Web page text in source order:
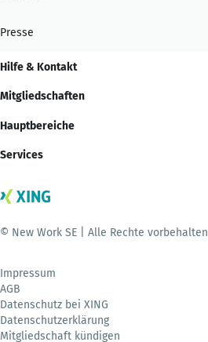
Presse
Hilfe & Kontakt
Mitgliedschaften
Hauptbereiche
Services
© New Work SE | Alle Rechte vorbehalten
Impressum
AGB
Datenschutz bei XING
Datenschutzerklärung
Mitgliedschaft kündigen